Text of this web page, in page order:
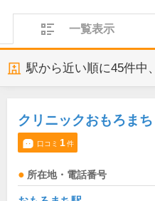
一覧表示
駅から近い順に45件中、
クリニックおもろまち
口コミ 1件
所在地・電話番号